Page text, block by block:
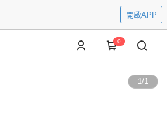
開啟APP
0
1/1